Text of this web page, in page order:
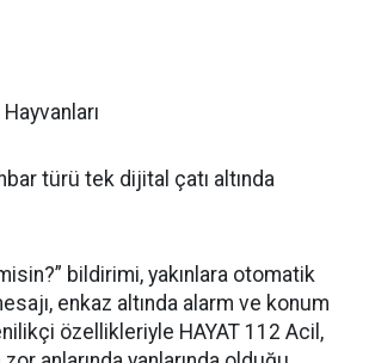
türü tek dijital çatı altında
bildirimi, yakınlara otomatik
enkaz altında alarm ve konum
özellikleriyle HAYAT 112 Acil,